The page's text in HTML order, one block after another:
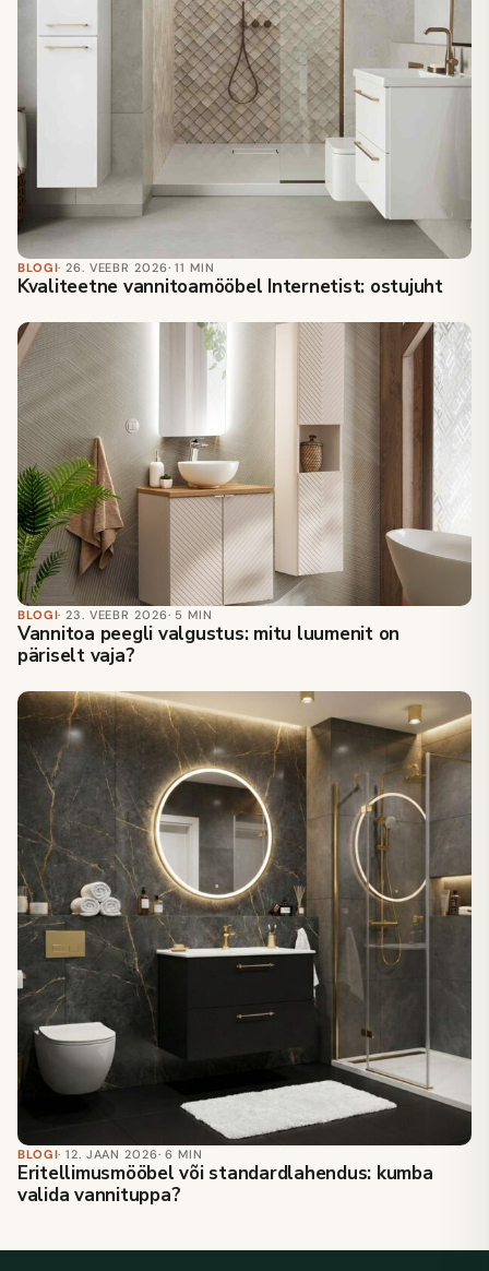
BLOGI· 26. VEEBR 2026· 11 MIN
Kvaliteetne vannitoamööbel Internetist: ostujuht
BLOGI· 23. VEEBR 2026· 5 MIN
Vannitoa peegli valgustus: mitu luumenit on
päriselt vaja?
BLOGI· 12. JAAN 2026· 6 MIN
Eritellimusmööbel või standardlahendus: kumba
valida vannituppa?